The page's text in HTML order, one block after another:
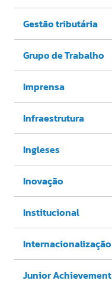
Gestão tributária
Grupo de Trabalho
Imprensa
Infraestrutura
Ingleses
Inovação
Institucional
Internacionalização
Junior Achievement